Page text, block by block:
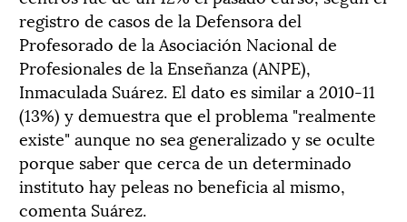
registro de casos de la Defensora del
Profesorado de la Asociación Nacional de
Profesionales de la Enseñanza (ANPE),
Inmaculada Suárez. El dato es similar a 2010-11
(13%) y demuestra que el problema "realmente
existe" aunque no sea generalizado y se oculte
porque saber que cerca de un determinado
instituto hay peleas no beneficia al mismo,
comenta Suárez.